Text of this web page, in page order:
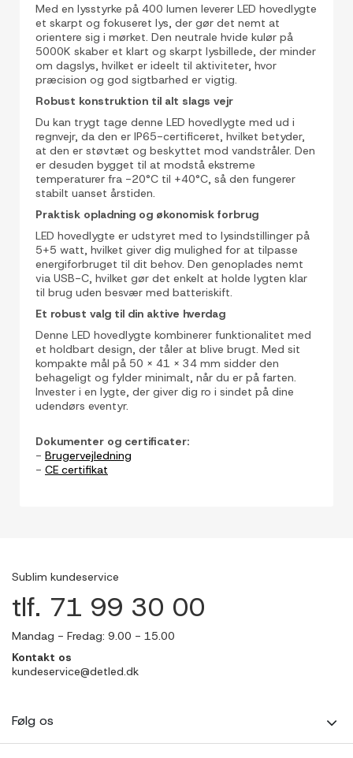
Med en lysstyrke på 400 lumen leverer LED hovedlygte
et skarpt og fokuseret lys, der gør det nemt at
orientere sig i mørket. Den neutrale hvide kulør på
5000K skaber et klart og skarpt lysbillede, der minder
om dagslys, hvilket er ideelt til aktiviteter, hvor
præcision og god sigtbarhed er vigtig.
Robust konstruktion til alt slags vejr
Du kan trygt tage denne LED hovedlygte med ud i
regnvejr, da den er IP65-certificeret, hvilket betyder,
at den er støvtæt og beskyttet mod vandstråler. Den
er desuden bygget til at modstå ekstreme
temperaturer fra -20°C til +40°C, så den fungerer
stabilt uanset årstiden.
Praktisk opladning og økonomisk forbrug
LED hovedlygte er udstyret med to lysindstillinger på
5+5 watt, hvilket giver dig mulighed for at tilpasse
energiforbruget til dit behov. Den genoplades nemt
via USB-C, hvilket gør det enkelt at holde lygten klar
til brug uden besvær med batteriskift.
Et robust valg til din aktive hverdag
Denne LED hovedlygte kombinerer funktionalitet med
et holdbart design, der tåler at blive brugt. Med sit
kompakte mål på 50 x 41 x 34 mm sidder den
behageligt og fylder minimalt, når du er på farten.
Invester i en lygte, der giver dig ro i sindet på dine
udendørs eventyr.
Dokumenter og certificater:
- Brugervejledning
- CE certifikat
Sublim kundeservice
tlf. 71 99 30 00
Mandag - Fredag: 9.00 - 15.00
Kontakt os
kundeservice@detled.dk
Følg os